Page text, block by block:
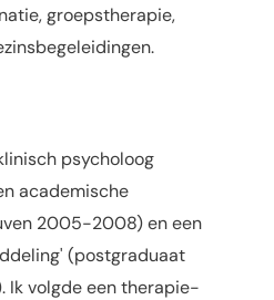
groepstherapie,
psycholoog
academische
2005-2008) en een
(postgraduaat
Ik volgde een therapie-